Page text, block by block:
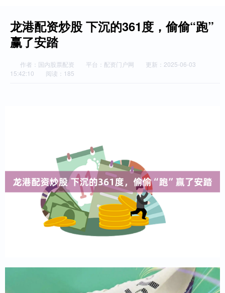
龙港配资炒股 下沉的361度，偷偷“跑”
赢了安踏
作者：国内股票配资 平台：配资门户网
更新：2025-06-03
15:42:10
阅读：185